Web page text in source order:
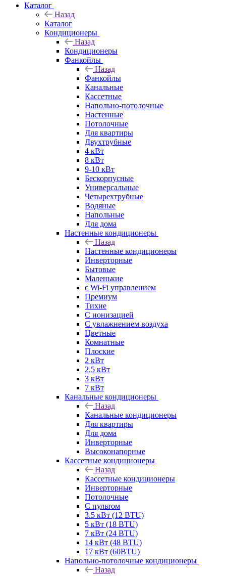
Каталог
Назад
Каталог
Кондиционеры
Назад
Кондиционеры
Фанкойлы
Назад
Фанкойлы
Канальные
Кассетные
Напольно-потолочные
Настенные
Потолочные
Для квартиры
Двухтрубные
4 кВт
8 кВт
9-10 кВт
Бескорпусные
Универсальные
Четырехтрубные
Водяные
Напольные
Для дома
Настенные кондиционеры
Назад
Настенные кондиционеры
Инверторные
Бытовые
Маленькие
с Wi-Fi управлением
Премиум
Тихие
С ионизацией
С увлажнением воздуха
Цветные
Комнатные
Плоские
2 кВт
2,5 кВт
3 кВт
7 кВт
Канальные кондиционеры
Назад
Канальные кондиционеры
Для квартиры
Для дома
Инверторные
Высоконапорные
Кассетные кондиционеры
Назад
Кассетные кондиционеры
Инверторные
Потолочные
С пультом
3.5 кВт (12 BTU)
5 кВт (18 BTU)
7 кВт (24 BTU)
14 кВт (48 BTU)
17 кВт (60BTU)
Напольно-потолочные кондиционеры
Назад